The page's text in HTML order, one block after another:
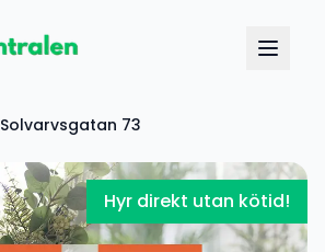
Solvarvsgatan 73
Hyr direkt utan kötid!